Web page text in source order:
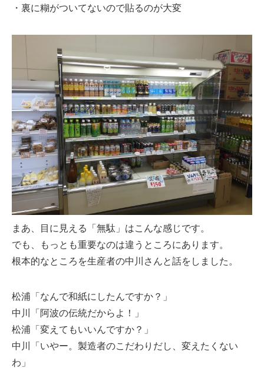
・裏に糊がついてないので貼るのが大変
まあ、目に見える「無駄」はこんな感じです。
でも、もっとも重要なのは違うところにあります。
根本的なところを生産者の中川さんと話をしました。
松浦「なんで和紙にしたんですか？」
中川「阿波の伝統だからよ！」
松浦「変えてもいいんですか？」
中川「いやー。製造者のこだわりだし、変えたくない
わ」